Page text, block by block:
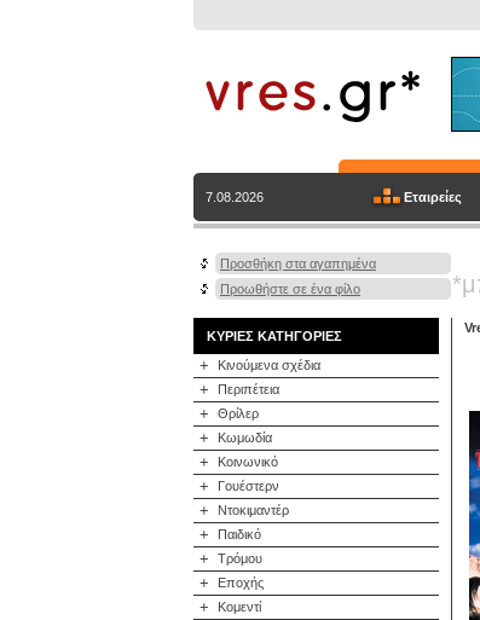
7.08.2026 Εταιρείες
Προσθήκη στα αγαπημένα
Προωθήστε σε ένα φίλο
ΚΥΡΙΕΣ ΚΑΤΗΓΟΡΙΕΣ
+ Κινούμενα σχέδια
+ Περιπέτεια
+ Θρίλερ
+ Κωμωδία
+ Κοινωνικό
+ Γουέστερν
+ Ντοκιμαντέρ
+ Παιδικό
+ Τρόμου
+ Εποχής
+ Κομεντί